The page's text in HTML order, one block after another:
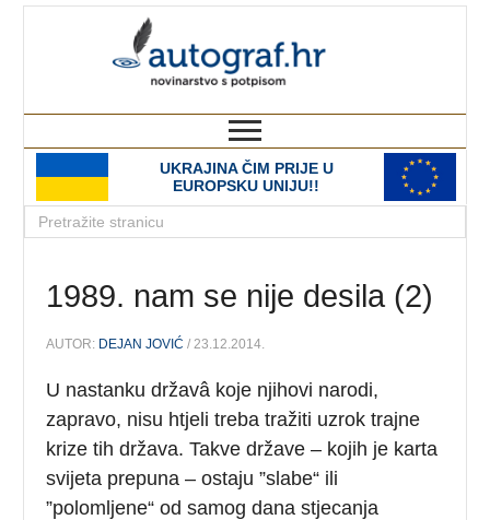
UKRAJINA ČIM PRIJE U
EUROPSKU UNIJU!!
1989. nam se nije desila (2)
AUTOR: DEJAN JOVIĆ / 23.12.2014.
U nastanku državâ koje njihovi narodi,
zapravo, nisu htjeli treba tražiti uzrok trajne
krize tih država. Takve države – kojih je karta
svijeta prepuna – ostaju ”slabe“ ili
”polomljene“ od samog dana stjecanja